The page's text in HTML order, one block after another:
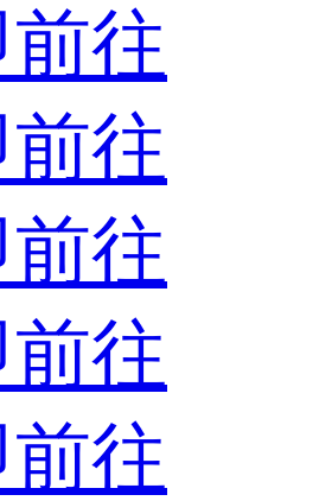
往
往
往
往
往